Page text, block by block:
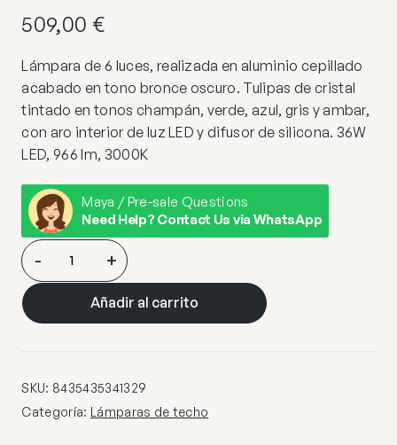
509,00 €
Lámpara de 6 luces, realizada en aluminio cepillado
acabado en tono bronce oscuro. Tulipas de cristal
tintado en tonos champán, verde, azul, gris y ambar,
con aro interior de luz LED y difusor de silicona. 36W
LED, 966 lm, 3000K
Maya / Pre-sale Questions
Need Help? Contact Us via WhatsApp
INGRID-
LAMPARA
6L-
COLORES
- +
Añadir al carrito
SKU: 8435435341329
Categoría: Lámparas de techo